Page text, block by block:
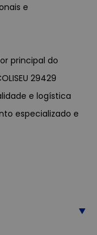
e
principal do
29429
e logística
especializado e